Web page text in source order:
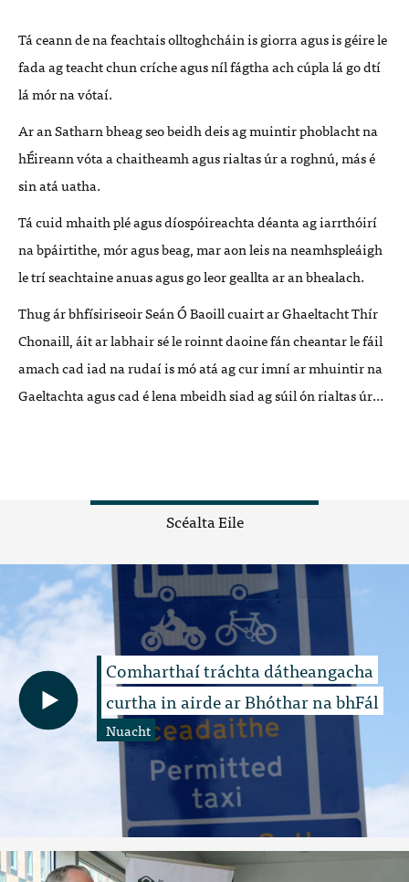
Tá ceann de na feachtais olltoghcháin is giorra agus is géire le
fada ag teacht chun críche agus níl fágtha ach cúpla lá go dtí
lá mór na vótaí.
Ar an Satharn bheag seo beidh deis ag muintir phoblacht na
hÉireann vóta a chaitheamh agus rialtas úr a roghnú, más é
sin atá uatha.
Tá cuid mhaith plé agus díospóireachta déanta ag iarrthóirí
na bpáirtithe, mór agus beag, mar aon leis na neamhspleáigh
le trí seachtaine anuas agus go leor geallta ar an bhealach.
Thug ár bhfísiriseoir Seán Ó Baoill cuairt ar Ghaeltacht Thír
Chonaill, áit ar labhair sé le roinnt daoine fán cheantar le fáil
amach cad iad na rudaí is mó atá ag cur imní ar mhuintir na
Gaeltachta agus cad é lena mbeidh siad ag súil ón rialtas úr...
Scéalta Eile
Comharthaí tráchta dátheangacha
curtha in airde ar Bhóthar na bhFál
Nuacht